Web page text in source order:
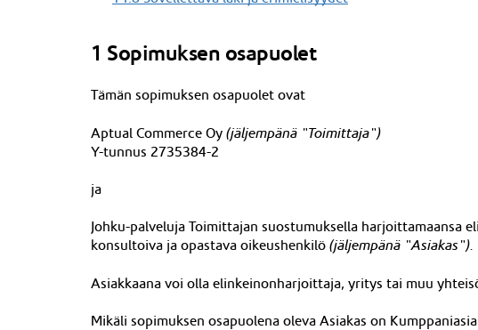
1 Sopimuksen osapuolet
Tämän sopimuksen osapuolet ovat
Aptual Commerce Oy (jäljempänä "Toimittaja")
Y-tunnus 2735384-2
ja
Johku-palveluja Toimittajan suostumuksella harjoittamaansa
konsultoiva ja opastava oikeushenkilö (jäljempänä "Asiakas").
Asiakkaana voi olla elinkeinonharjoittaja, yritys tai muu
Mikäli sopimuksen osapuolena oleva Asiakas on